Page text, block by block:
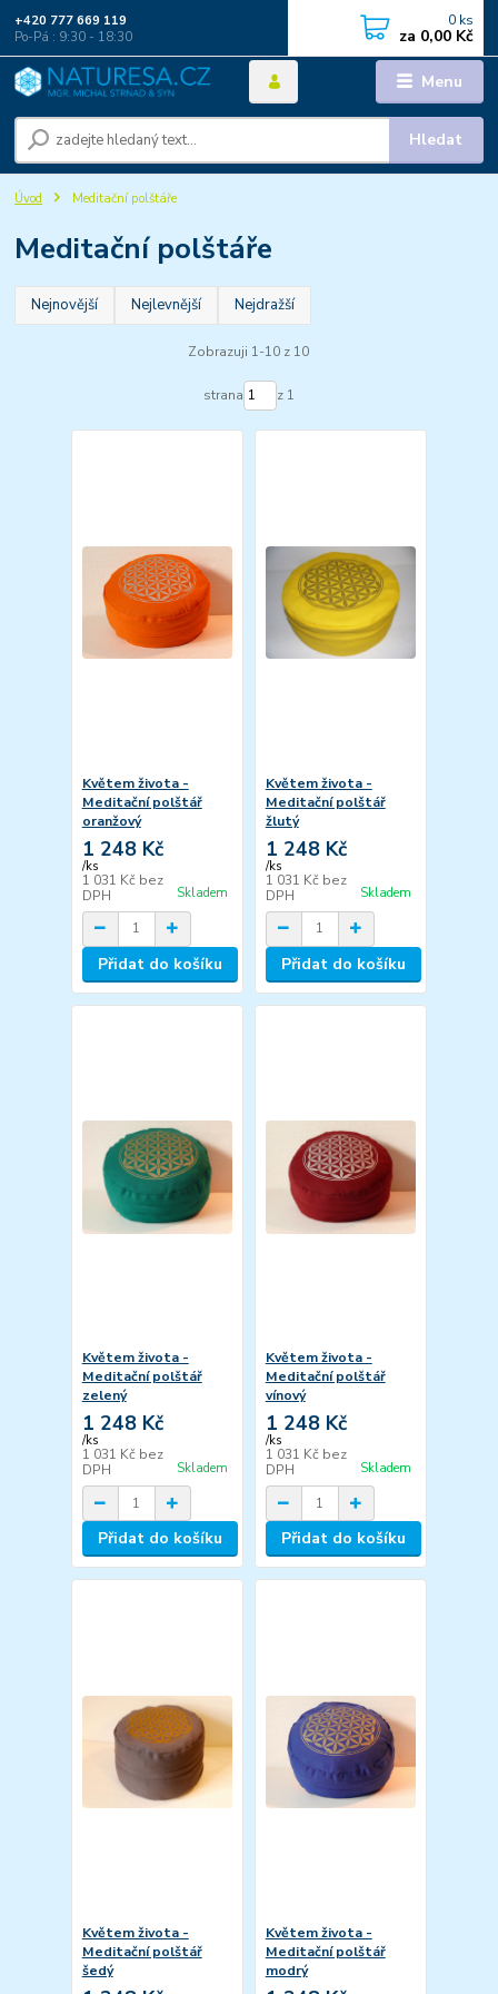
Menu
Hledat
+420 777 669 119
Po-Pá : 9:30 - 18:30
0 ks
za 0,00 Kč
Úvod Meditační polštáře
Meditační polštáře
Nejnovější Nejlevnější Nejdražší
Zobrazuji 1-10 z 10
strana z 1
Květem života -
Meditační polštář
oranžový
1 248 Kč
/ks
1 031 Kč bez
DPH
Skladem
Přidat do košíku
Květem života -
Meditační polštář
žlutý
1 248 Kč
/ks
1 031 Kč bez
DPH
Skladem
Přidat do košíku
Květem života -
Meditační polštář
zelený
1 248 Kč
/ks
1 031 Kč bez
DPH
Skladem
Přidat do košíku
Květem života -
Meditační polštář
vínový
1 248 Kč
/ks
1 031 Kč bez
DPH
Skladem
Přidat do košíku
Květem života -
Meditační polštář
šedý
Květem života -
Meditační polštář
modrý